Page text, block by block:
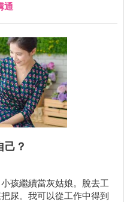
通
己？
孩繼續當灰姑娘。脫去工
尿。我可以從工作中得到